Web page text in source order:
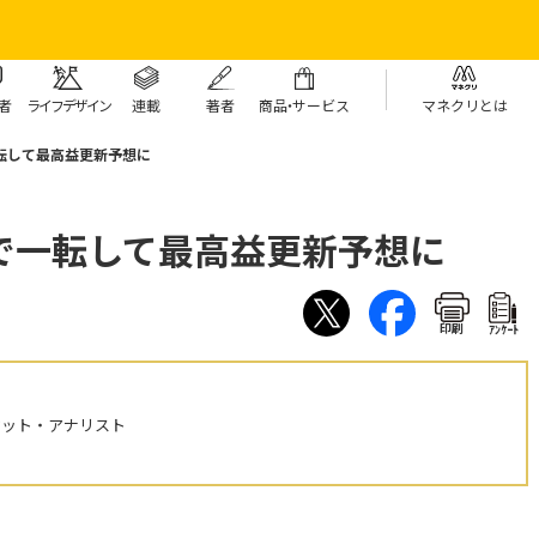
ライフデザイン 連載 著者 商品・サービス マネクリとは
して最高益更新予想に
転して最高益更新予想に
印刷 ｱﾝｹｰﾄ
ト・アナリスト